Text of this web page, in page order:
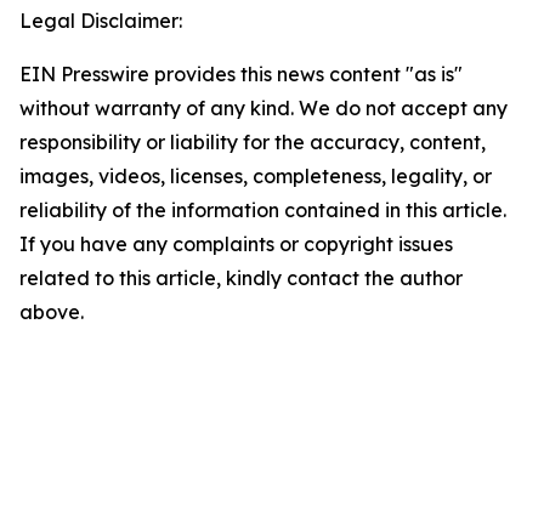
Legal Disclaimer:
EIN Presswire provides this news content "as is"
without warranty of any kind. We do not accept any
responsibility or liability for the accuracy, content,
images, videos, licenses, completeness, legality, or
reliability of the information contained in this article.
If you have any complaints or copyright issues
related to this article, kindly contact the author
above.